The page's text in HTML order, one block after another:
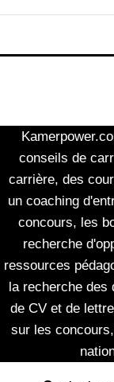
conseils de
carrière, des
un coaching
concours, les
recherche
ressources
la recherche des
de CV et de
sur les